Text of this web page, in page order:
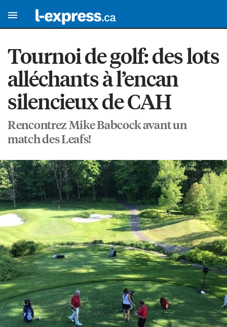
Tournoi de golf: des lots
alléchants à l’encan
silencieux de CAH
Rencontrez Mike Babcock avant un
match des Leafs!